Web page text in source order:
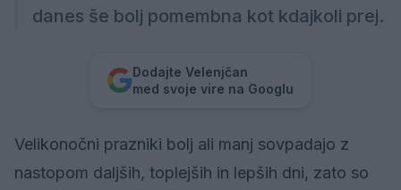
danes še bolj pomembna kot kdajkoli prej.
Dodajte Velenjčan
med svoje vire na Googlu
Velikonočni prazniki bolj ali manj sovpadajo z
nastopom daljših, toplejših in lepših dni, zato so